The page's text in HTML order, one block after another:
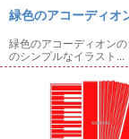
緑色のアコーディオ
緑色のアコーディオンの
のシンプルなイラスト...